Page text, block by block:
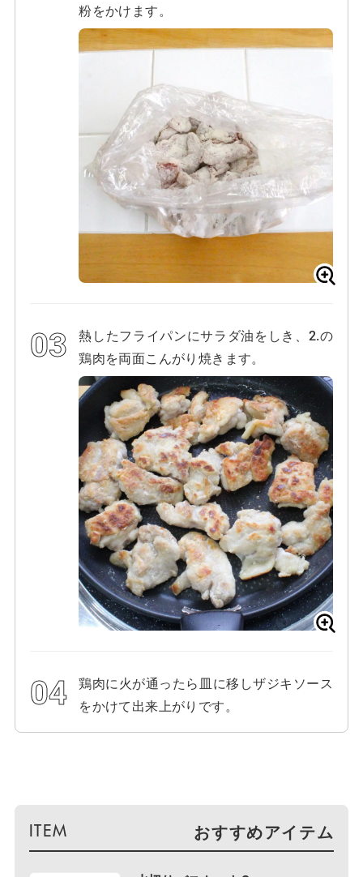
粉をかけます。
熱したフライパンにサラダ油をしき、2.の
鶏肉を両面こんがり焼きます。
鶏肉に火が通ったら皿に移しザジキソース
をかけて出来上がりです。
おすすめアイテム